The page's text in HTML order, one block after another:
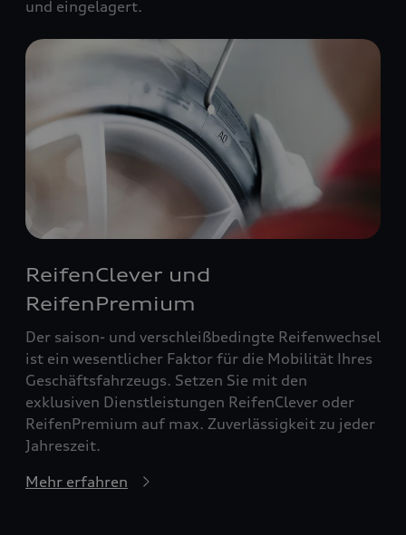
und eingelagert.
ReifenClever und
ReifenPremium
Der saison- und verschleißbedingte Reifenwechsel
ist ein wesentlicher Faktor für die Mobilität Ihres
Geschäftsfahrzeugs. Setzen Sie mit den
exklusiven Dienstleistungen ReifenClever oder
ReifenPremium auf max. Zuverlässigkeit zu jeder
Jahreszeit.
Mehr erfahren